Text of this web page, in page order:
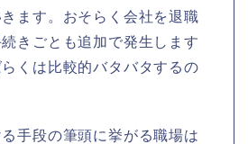
ます。おそらく会社を退職
きごとも追加で発生します
くは比較的バタバタするの
手段の筆頭に挙がる職場は